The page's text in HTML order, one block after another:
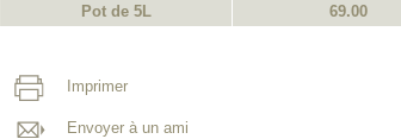
Pot de 5L
69.00
Imprimer
Envoyer à un ami